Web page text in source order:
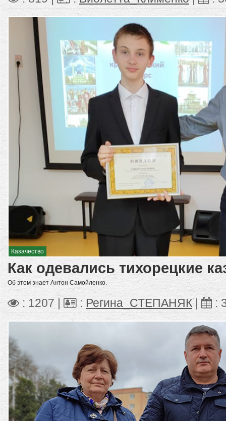
Казачество
Как одевались тихорецкие
Об этом знает Антон Самойленко.
: 1207 | : Регина_СТЕПАНЯК| :